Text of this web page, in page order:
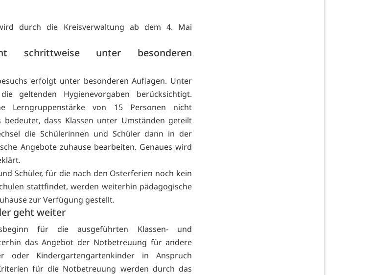
durch die Kreisverwaltung ab dem 4. Mai
schrittweise unter besonderen
erfolgt unter besonderen Auflagen. Unter
geltenden Hygienevorgaben berücksichtigt.
Lerngruppenstärke von 15 Personen nicht
dass Klassen unter Umständen geteilt
die Schülerinnen und Schüler dann in der
Angebote zuhause bearbeiten. Genaues wird
Schüler, für die nach den Osterferien noch kein
stattfindet, werden weiterhin pädagogische
zur Verfügung gestellt.
geht weiter
für die ausgeführten Klassen- und
das Angebot der Notbetreuung für andere
oder Kindergartengartenkinder in Anspruch
für die Notbetreuung werden durch das